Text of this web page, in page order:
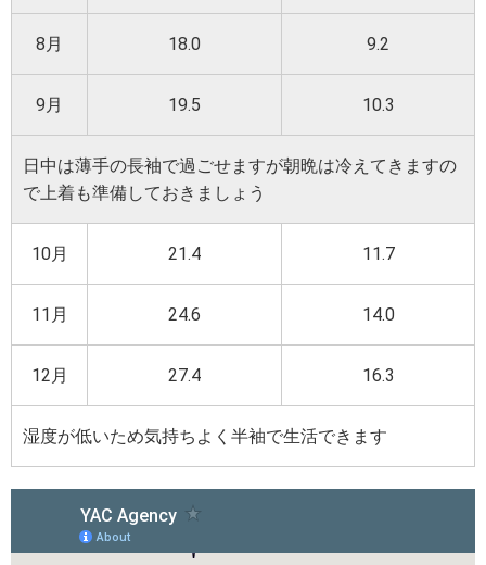
8月 18.0 9.2
9月 19.5 10.3
日中は薄手の長袖で過ごせますが朝晩は冷えてきますの
で上着も準備しておきましょう
10月 21.4 11.7
11月 24.6 14.0
12月 27.4 16.3
湿度が低いため気持ちよく半袖で生活できます